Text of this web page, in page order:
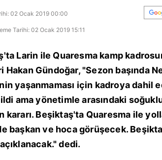
02 Ocak 2019 00:00
Tarihi: 02 Ocak 2019 15:11
Larin ile Quaresma kamp
Hakan Gündoğar, "Sezon başında
yaşanmaması için kadroya dahil
ama yönetimle arasındaki
kararı. Beşiktaş'ta Quaresma ile
başkan ve hoca görüşecek.
dedi.